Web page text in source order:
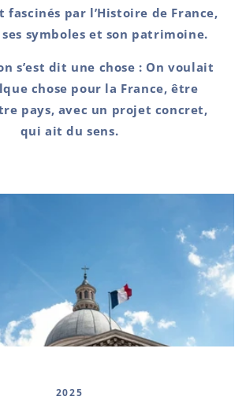
fascinés par l’Histoire de France,
symboles et son patrimoine.
s’est dit une chose : On voulait
chose pour la France, être
pays, avec un projet concret,
qui ait du sens.
2025